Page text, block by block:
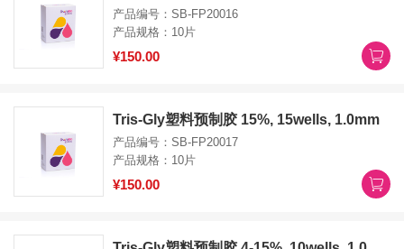
产品编号：SB-FP20016
产品规格：10片
¥150.00
Tris-Gly塑料预制胶 15%, 15wells, 1.0mm
产品编号：SB-FP20017
产品规格：10片
¥150.00